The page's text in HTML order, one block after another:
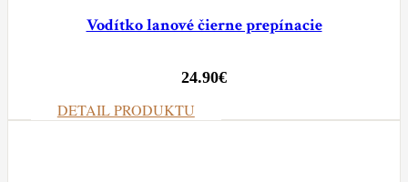
Vodítko lanové čierne prepínacie
24.90€
DETAIL PRODUKTU